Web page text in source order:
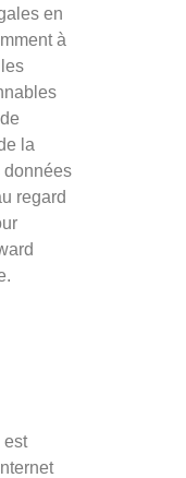
en
à
la
données
regard
est